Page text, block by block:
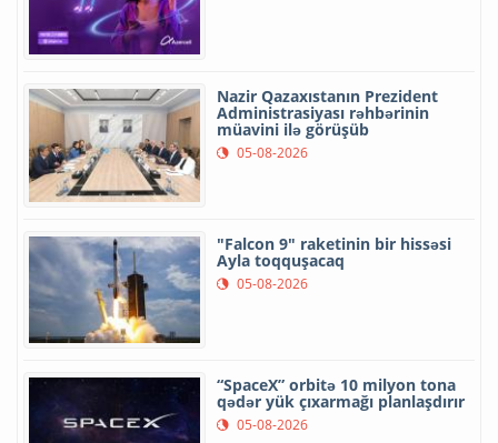
Nazir Qazaxıstanın Prezident
Administrasiyası rəhbərinin
müavini ilə görüşüb
05-08-2026
"Falcon 9" raketinin bir hissəsi
Ayla toqquşacaq
05-08-2026
“SpaceX” orbitə 10 milyon tona
qədər yük çıxarmağı planlaşdırır
05-08-2026